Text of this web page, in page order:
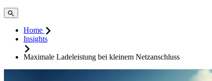
Home
Insights
Maximale Ladeleistung bei kleinem Netzanschluss